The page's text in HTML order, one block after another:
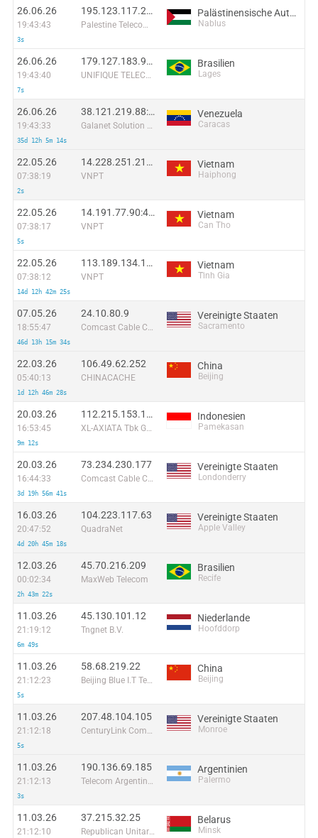
26.06.26
19:43:43
3s
195.123.117.229:59030
Palestine Telecommunications Company
Palästinensische Autonomiegebiete
Nablus
26.06.26
19:43:40
7s
179.127.183.99:34686
UNIFIQUE TELECOMUNICACOES S/A
Brasilien
Lages
26.06.26
19:43:33
35d 12h 5m 14s
38.121.219.88:50118
Galanet Solution C.A.
Venezuela
Caracas
22.05.26
07:38:19
2s
14.228.251.217:38832
VNPT
Vietnam
Haiphong
22.05.26
07:38:17
5s
14.191.77.90:4139
VNPT
Vietnam
Can Tho
22.05.26
07:38:12
14d 12h 42m 25s
113.189.134.144:46005
VNPT
Vietnam
Tĩnh Gia
07.05.26
18:55:47
46d 13h 15m 34s
24.10.80.9
Comcast Cable Communications, LLC
Vereinigte Staaten
Sacramento
22.03.26
05:40:13
1d 12h 46m 28s
106.49.62.252
CHINACACHE
China
Beijing
20.03.26
16:53:45
9m 12s
112.215.153.159
XL-AXIATA Tbk GSM
Indonesien
Pamekasan
20.03.26
16:44:33
3d 19h 56m 41s
73.234.230.177
Comcast Cable Communications, LLC
Vereinigte Staaten
Londonderry
16.03.26
20:47:52
4d 20h 45m 18s
104.223.117.63
QuadraNet
Vereinigte Staaten
Apple Valley
12.03.26
00:02:34
2h 43m 22s
45.70.216.209
MaxWeb Telecom
Brasilien
Recife
11.03.26
21:19:12
6m 49s
45.130.101.12
Tngnet B.V.
Niederlande
Hoofddorp
11.03.26
21:12:23
5s
58.68.219.22
Beijing Blue I.T Technologies Co
China
Beijing
11.03.26
21:12:18
5s
207.48.104.105
CenturyLink Communications
Vereinigte Staaten
Monroe
11.03.26
21:12:13
3s
190.136.69.185
Telecom Argentina S.A.
Argentinien
Palermo
11.03.26
21:12:10
37.215.32.25
Republican Unitary Telecommunication Enterprise Beltelecom
Belarus
Minsk